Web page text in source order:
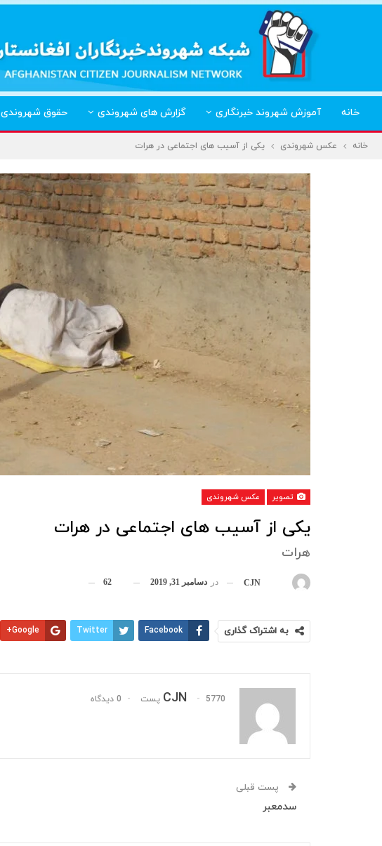
خانه آموزش شهروند خبرنگاری گزارش های شهروندی حقوق شهروندی
خانه عکس شهروندی یکی از آسیب های اجتماعی در هرات
تصویر عکس شهروندی
یکی از آسیب های اجتماعی در هرات
هرات
CJN در دسامبر 31, 2019 62
به اشتراک گذاری Facebook
Twitter
Google+
CJN 5770 پست 0 دیدگاه
پست قبلی
سدمعبر